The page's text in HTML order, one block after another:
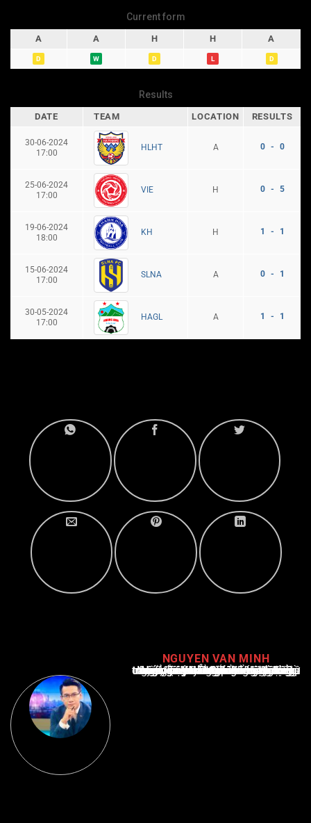
Current form
A A H H A
D W D L D
Results
DATE TEAM LOCATION RESULTS
30-06-2024
17:00
HLHT A 0 - 0
25-06-2024
17:00
VIE H 0 - 5
19-06-2024
18:00
KH H 1 - 1
15-06-2024
17:00
SLNA A 0 - 1
30-05-2024
17:00
HAGL A 1 - 1
NGUYEN VAN MINH
Nguyễn Văn Minh là một trong những chuyên gia hàng đầu về báo cáo tin tức thể thao tại Việt Nam, với hơn 10 năm hoạt động trong ngành. Ông có kiến thức sâu rộng và kinh nghiệm đáng kể trong việc phân tích và báo cáo về các sự kiện thể thao hàng đầu. Sự hiểu biết sâu sắc của ông về ngành này đã giúp ông xây dựng uy tín và danh tiếng trong cộng đồng báo chí thể thao.